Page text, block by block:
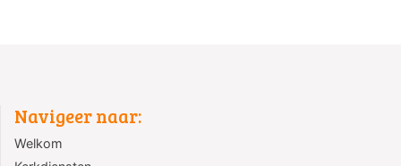
Navigeer naar:
Welkom